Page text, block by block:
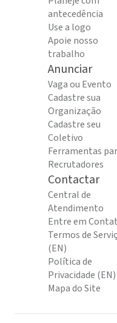
antecedência
Use a logo
Apoie nosso
trabalho
Anunciar
Vaga ou Evento
Cadastre sua
Organização
Cadastre seu
Coletivo
Ferramentas
Recrutadores
Contactar
Central de
Atendimento
Entre em
Termos de
(EN)
Política de
Privacidade (EN)
Mapa do Site